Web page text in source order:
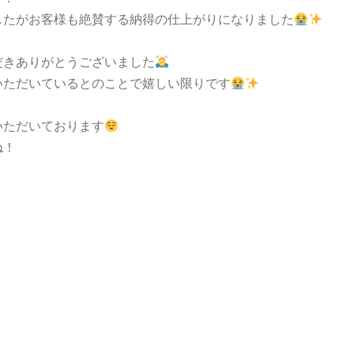
がお客様も絶賛する納得の仕上がりになりました
ありがとうございました
だいているとのことで嬉しい限りです
だいております